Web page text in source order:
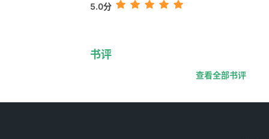
5.0分
书评
查看全部书评